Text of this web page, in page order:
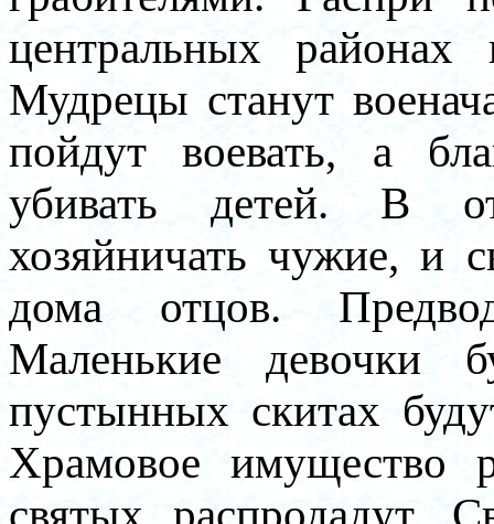
центральных
Мудрецы станут
пойдут воевать, а
убивать детей. В
хозяйничать чужие, и
дома отцов.
Маленькие девочки
пустынных скитах
Храмовое имущество